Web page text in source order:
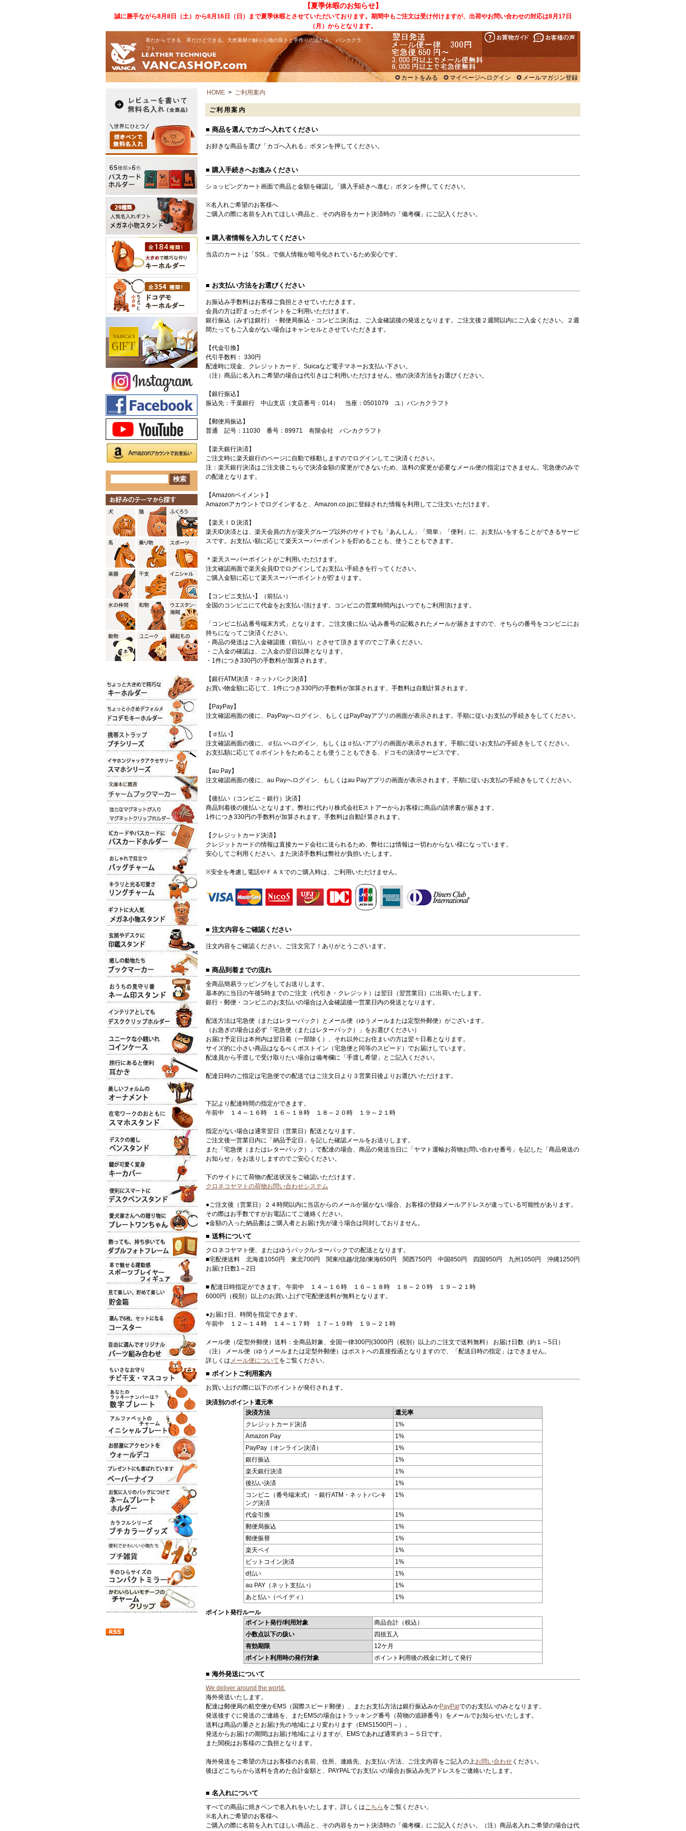
【夏季休暇のお知らせ】
誠に勝手ながら8月8日（土）から8月16日（日）まで夏季休暇とさせていただいております。期間中もご注文は受け付けますが、出荷やお問い合わせの対応は8月17日
（月）からとなります。
革だからできる、革だけどできる。天然素材の触り心地の良さと手作りの温かみ。 バンカクラ
フト
カートをみる マイページへログイン メールマガジン登録
HOME > ご利用案内
ご利用案内
■ 商品を選んでカゴへ入れてください
お好きな商品を選び「カゴへ入れる」ボタンを押してください。
■ 購入手続きへお進みください
ショッピングカート画面で商品と金額を確認し「購入手続きへ進む」ボタンを押してください。
※名入れご希望のお客様へ
ご購入の際に名前を入れてほしい商品と、その内容をカート決済時の「備考欄」にご記入ください。
■ 購入者情報を入力してください
当店のカートは「SSL」で個人情報が暗号化されているため安心です。
■ お支払い方法をお選びください
お振込み手数料はお客様ご負担とさせていただきます。
会員の方は貯まったポイントをご利用いただけます。
銀行振込（みずほ銀行）・郵便局振込・コンビニ決済は、ご入金確認後の発送となります。ご注文後２週間以内にご入金ください。２週
間たってもご入金がない場合はキャンセルとさせていただきます。
【代金引換】
代引手数料： 330円
配達時に現金、クレジットカード、Suicaなど電子マネーお支払い下さい。
（注）商品に名入れご希望の場合は代引きはご利用いただけません。他の決済方法をお選びください。
【銀行振込】
振込先：千葉銀行 中山支店（支店番号：014） 当座：0501079 ユ）バンカクラフト
【郵便局振込】
普通 記号：11030 番号：89971 有限会社 バンカクラフト
【楽天銀行決済】
ご注文時に楽天銀行のページに自動で移動しますのでログインしてご決済ください。
注：楽天銀行決済はご注文後こちらで決済金額の変更ができないため、送料の変更が必要なメール便の指定はできません。宅急便のみで
の配達となります。
【Amazonペイメント】
Amazonアカウントでログインすると、Amazon.co.jpに登録された情報を利用してご注文いただけます。
【楽天ＩＤ決済】
楽天ID決済とは、楽天会員の方が楽天グループ以外のサイトでも「あんしん」「簡単」「便利」に、お支払いをすることができるサービ
スです。お支払い額に応じて楽天スーパーポイントを貯めることも、使うこともできます。
＊楽天スーパーポイントがご利用いただけます。
注文確認画面で楽天会員IDでログインしてお支払い手続きを行ってください。
ご購入金額に応じて楽天スーパーポイントが貯まります。
【コンビニ支払い】（前払い）
全国のコンビニにて代金をお支払い頂けます。コンビニの営業時間内はいつでもご利用頂けます。
「コンビニ払込番号端末方式」となります。ご注文後に払い込み番号の記載されたメールが届きますので、そちらの番号をコンビニにお
持ちになってご決済ください。
・商品の発送はご入金確認後（前払い）とさせて頂きますのでご了承ください。
・ご入金の確認は、ご入金の翌日以降となります。
・1件につき330円の手数料が加算されます。
【銀行ATM決済・ネットバンク決済】
お買い物金額に応じて、1件につき330円の手数料が加算されます。手数料は自動計算されます。
【PayPay】
注文確認画面の後に、PayPayへログイン、もしくはPayPayアプリの画面が表示されます。手順に従いお支払の手続きをしてください。
【ｄ払い】
注文確認画面の後に、ｄ払いへログイン、もしくはｄ払いアプリの画面が表示されます。手順に従いお支払の手続きをしてください。
お支払額に応じてｄポイントをためることも使うこともできる、ドコモの決済サービスです。
【au Pay】
注文確認画面の後に、au Payへログイン、もしくはau Payアプリの画面が表示されます。手順に従いお支払の手続きをしてください。
【後払い（コンビニ・銀行）決済】
商品到着後の後払いとなります。弊社に代わり株式会社Eストアーからお客様に商品の請求書が届きます。
1件につき330円の手数料が加算されます。手数料は自動計算されます。
【クレジットカード決済】
クレジットカードの情報は直接カード会社に送られるため、弊社には情報は一切わからない様になっています。
安心してご利用ください。また決済手数料は弊社が負担いたします。
※安全を考慮し電話やＦＡＸでのご購入時は、ご利用いただけません。
■ 注文内容をご確認ください
注文内容をご確認ください。ご注文完了！ありがとうございます。
■ 商品到着までの流れ
全商品簡易ラッピングをしてお送りします。
基本的に当日の午後5時までのご注文（代引き・クレジット）は翌日（翌営業日）に出荷いたします。
銀行・郵便・コンビニのお支払いの場合は入金確認後一営業日内の発送となります。
配送方法は宅急便（またはレターパック）とメール便（ゆうメールまたは定型外郵便）がございます。
（お急ぎの場合は必ず「宅急便（またはレターパック）」をお選びください）
お届け予定日は本州内は翌日着（一部除く）、それ以外にお住まいの方は翌々日着となります。
サイズ的に小さい商品はなるべくポストイン（宅急便と同等のスピード）でお届けしています。
配達員から手渡しで受け取りたい場合は備考欄に「手渡し希望」とご記入ください。
配達日時のご指定は宅急便での配送ではご注文日より３営業日後よりお選びいただけます。
下記より配達時間の指定ができます。
午前中 １４～１６時 １６～１８時 １８～２０時 １９～２１時
指定がない場合は通常翌日（営業日）配送となります。
ご注文後一営業日内に「納品予定日」を記した確認メールをお送りします。
また「宅急便（またはレターパック）」で配達の場合、商品の発送当日に「ヤマト運輸お荷物お問い合わせ番号」を記した「商品発送の
お知らせ」をお送りしますのでご安心ください。
下のサイトにて荷物の配送状況をご確認いただけます。
クロネコヤマトの荷物お問い合わせシステム
●ご注文後（営業日）２４時間以内に当店からのメールが届かない場合、お客様の登録メールアドレスが違っている可能性があります。
その際はお手数ですがお電話にてご連絡ください。
●金額の入った納品書はご購入者とお届け先が違う場合は同封しておりません。
■ 送料について
クロネコヤマト便、またはゆうパック/レターパックでの配送となります。
■宅配便送料 北海道1050円 東北700円 関東/信越/北陸/東海650円 関西750円 中国850円 四国950円 九州1050円 沖縄1250円
お届け日数1～2日
■ 配達日時指定ができます。 午前中 １４～１６時 １６～１８時 １８～２０時 １９～２１時
6000円（税別）以上のお買い上げで宅配便送料が無料となります。
●お届け日、時間を指定できます。
午前中 １２～１４時 １４～１７時 １７～１９時 １９～２１時
メール便（/定型外郵便）送料：全商品対象、全国一律300円(3000円（税別）以上のご注文で送料無料） お届け日数（約１～5日）
（注） メール便（ゆうメールまたは定型外郵便）はポストへの直接投函となりますので、「配送日時の指定」はできません。
詳しくは メール便についてをご覧ください。
■ ポイントご利用案内
お買い上げの際に以下のポイントが発行されます。
決済別のポイント還元率
決済方法
還元率
クレジットカード決済
1%
Amazon Pay
1%
PayPay（オンライン決済）
1%
銀行振込
1%
楽天銀行決済
1%
後払い決済
1%
コンビニ（番号端末式）・銀行ATM・ネットバンキ
ング決済
1%
代金引換
1%
郵便局振込
1%
郵便振替
1%
楽天ペイ
1%
ビットコイン決済
1%
d払い
1%
au PAY（ネット支払い）
1%
あと払い（ペイディ）
1%
ポイント発行ルール
ポイント発行/利用対象
商品合計（税込）
小数点以下の扱い
四捨五入
有効期限
12ケ月
ポイント利用時の発行対象
ポイント利用後の残金に対して発行
■ 海外発送について
We deliver around the world.
海外発送いたします。
配達は郵便局の航空便かEMS（国際スピード郵便）、またお支払方法は銀行振込みかPayPal でのお支払いのみとなります。
発送後すぐに発送のご連絡を、またEMSの場合はトラッキング番号（荷物の追跡番号）をメールでお知らせいたします。
送料は商品の重さとお届け先の地域により変わります（EMS1500円～）。
発送からお届けの期間はお届け地域によりますが、EMSであれば通常約３～５日です。
また関税はお客様のご負担となります。
海外発送をご希望の方はお客様のお名前、住所、連絡先、お支払い方法、ご注文内容をご記入の上お問い合わせ ください。
後ほどこちらから送料を含めた合計金額と、PAYPALでお支払いの場合お振込み先アドレスをご連絡いたします。
■ 名入れについて
すべての商品に焼きペンで名入れをいたします。詳しくはこちら をご覧ください。
※名入れご希望のお客様へ
ご購入の際に名前を入れてほしい商品と、その内容をカート決済時の「備考欄」にご記入ください。（注）商品名入れご希望の場合は代